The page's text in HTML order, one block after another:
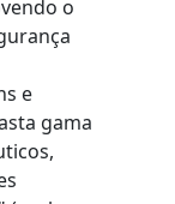
o
e
gama